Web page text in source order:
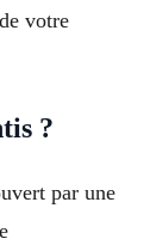
votre
?
par une